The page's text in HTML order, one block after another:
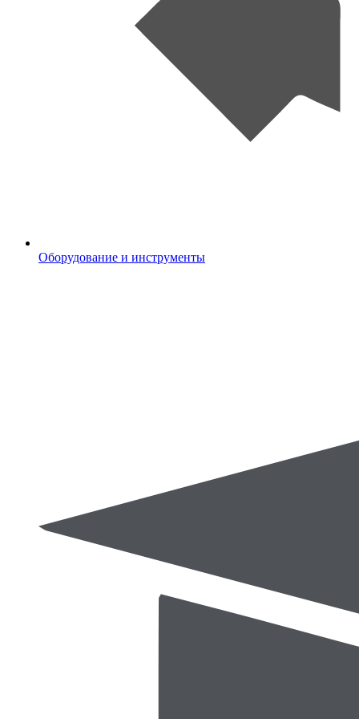
Оборудование и инструменты